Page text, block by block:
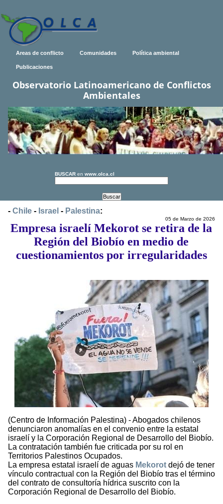
Areas de conflicto Comunidades Política ambiental
Publicaciones
Observatorio Latinoamericano de Conflictos
Ambientales
BUSCAR en www.olca.cl
- Chile - Israel - Palestina:
05 de Marzo de 2026
Empresa israelí Mekorot se retira de la
Región del Biobío en medio de
cuestionamientos por irregularidades
(Centro de Información Palestina) - Abogados chilenos
denunciaron anomalías en el convenio entre la estatal
israelí y la Corporación Regional de Desarrollo del Biobío.
La contratación también fue criticada por su rol en
Territorios Palestinos Ocupados.
La empresa estatal israelí de aguas Mekorot dejó de tener
vínculo contractual con la Región del Biobío tras el término
del contrato de consultoría hídrica suscrito con la
Corporación Regional de Desarrollo del Biobío.